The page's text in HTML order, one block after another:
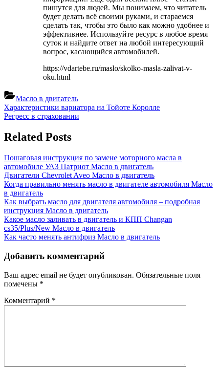
пишутся для людей. Мы понимаем, что читатель
будет делать всё своими руками, и стараемся
сделать так, чтобы это было как можно удобнее и
эффективнее. Используйте ресурс в любое время
суток и найдите ответ на любой интересующий
вопрос, касающийся автомобилей.
https://vdartebe.ru/maslo/skolko-masla-zalivat-v-
oku.html
Масло в двигатель
Навигация
по
записям
Previous
Post:
Характеристики вариатора на Тойоте Королле
Next
Регресс в страховании
Related Posts
Пошаговая инструкция по замене моторного масла в
автомобиле УАЗ Патриот Масло в двигатель
Двигатели Chevrolet Aveo Масло в двигатель
Когда правильно менять масло в двигателе автомобиля Масло
в двигатель
Как выбрать масло для двигателя автомобиля – подробная
инструкция Масло в двигатель
Какое масло заливать в двигатель и КПП Changan
cs35/Plus/New Масло в двигатель
Как часто менять антифриз Масло в двигатель
Добавить комментарий
Ваш адрес email не будет опубликован. Обязательные поля
помечены *
Комментарий *